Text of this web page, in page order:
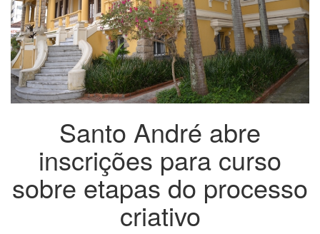
Santo André abre
inscrições para curso
sobre etapas do processo
criativo